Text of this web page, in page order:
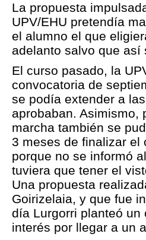
La propuesta
UPV/EHU pretendía
el alumno el que
adelanto salvo que
El curso pasado, la
convocatoria de
se podía extender a
aprobaban. Asimismo,
marcha también se
3 meses de finalizar el
porque no se informó
tuviera que tener el
Una propuesta
Goirizelaia, y que fue
día Lurgorri planteó
interés por llegar a un